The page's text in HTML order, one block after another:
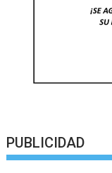
PUBLICIDAD